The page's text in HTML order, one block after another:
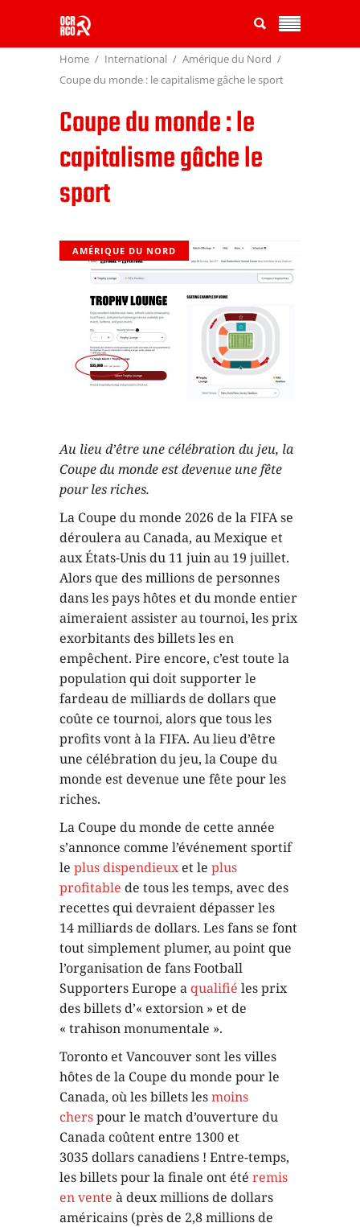
Home International
Amérique du Nord
Coupe du monde : le capitalisme gâche le sport
Coupe du monde : le
capitalisme gâche le
sport
AMÉRIQUE DU NORD
Au lieu d’être une célébration du jeu, la
Coupe du monde est devenue une fête
pour les riches.
La Coupe du monde 2026 de la FIFA se
déroulera au Canada, au Mexique et
aux États-Unis du 11 juin au 19 juillet.
Alors que des millions de personnes
dans les pays hôtes et du monde entier
aimeraient assister au tournoi, les prix
exorbitants des billets les en
empêchent. Pire encore, c’est toute la
population qui doit supporter le
fardeau de milliards de dollars que
coûte ce tournoi, alors que tous les
profits vont à la FIFA. Au lieu d’être
une célébration du jeu, la Coupe du
monde est devenue une fête pour les
riches.
La Coupe du monde de cette année
s’annonce comme l’événement sportif
le plus dispendieuxet le plus
profitable de tous les temps, avec des
recettes qui devraient dépasser les
14 milliards de dollars. Les fans se font
tout simplement plumer, au point que
l’organisation de fans Football
Supporters Europe a qualifié les prix
des billets d’« extorsion » et de
« trahison monumentale ».
Toronto et Vancouver sont les villes
hôtes de la Coupe du monde pour le
Canada, où les billets lesmoins
cherspour le match d’ouverture du
Canada coûtent entre 1300 et
3035 dollars canadiens ! Entre-temps,
les billets pour la finale ont été remis
en vente à deux millions de dollars
américains (près de 2,8 millions de